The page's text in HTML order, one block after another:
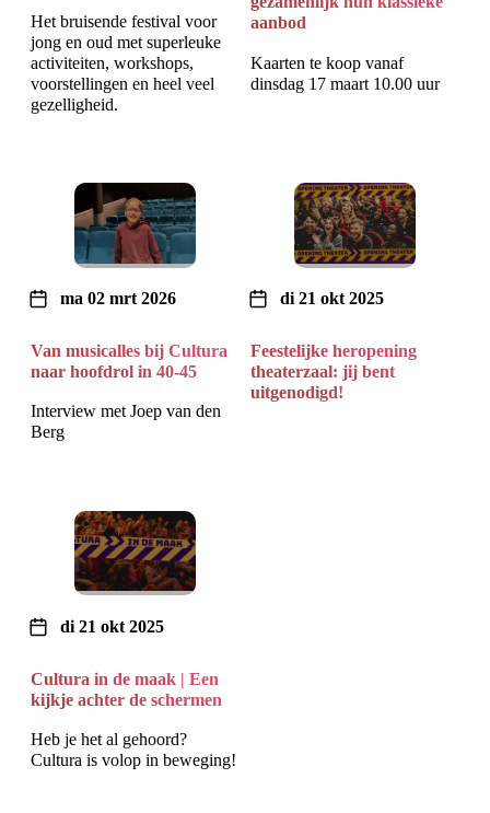
Het bruisende festival voor
jong en oud met superleuke
activiteiten, workshops,
voorstellingen en heel veel
gezelligheid.
aanbod
Kaarten te koop vanaf
dinsdag 17 maart 10.00 uur
Van musicalles bij Cultura
naar hoofdrol in 40-45
ma 02 mrt 2026
Interview met Joep van den
Berg
Feestelijke heropening
theaterzaal: jij bent
uitgenodigd!
di 21 okt 2025
Cultura in de maak | Een
kijkje achter de schermen
di 21 okt 2025
Heb je het al gehoord?
Cultura is volop in beweging!